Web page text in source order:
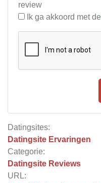
Datingsites:
Datingsite Ervaringen
Categorie:
Datingsite Reviews
URL:
review
Ik ga akkoord met de